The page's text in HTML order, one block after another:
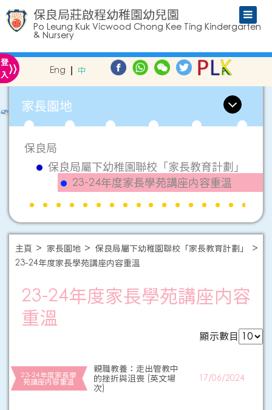
保良局莊啟程幼稚園幼兒園
Po Leung Kuk Vicwood Chong Kee Ting Kindergarten
& Nursery
登
入» Eng 中
家長園地
保良局
保良局屬下幼稚園聯校「家長教育計劃」
23-24年度家長學苑講座内容重溫
主頁 家長園地
保良局屬下幼稚園聯校「家長教育計劃」
23-24年度家長學苑講座内容重溫
23-24年度家長學苑講座内容
重溫
顯示數目
23-24年度家長學
苑講座内容重溫
親職教養：走出管教中
的挫折與沮喪 (英文場
次)
17/06/2024